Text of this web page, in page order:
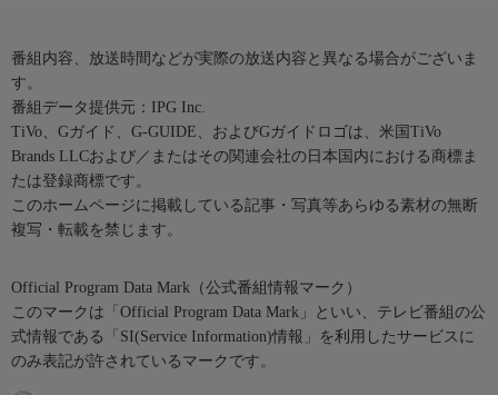
番組内容、放送時間などが実際の放送内容と異なる場合がございま
す。
番組データ提供元：IPG Inc.
TiVo、Gガイド、G-GUIDE、およびGガイドロゴは、米国TiVo
Brands LLCおよび／またはその関連会社の日本国内における商標ま
たは登録商標です。
このホームページに掲載している記事・写真等あらゆる素材の無断
複写・転載を禁じます。
Official Program Data Mark（公式番組情報マーク）
このマークは「Official Program Data Mark」といい、テレビ番組の公
式情報である「SI(Service Information)情報」を利用したサービスに
のみ表記が許されているマークです。